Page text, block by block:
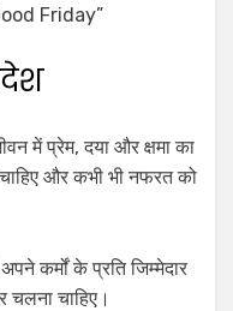
Friday”
में प्रेम, दया और क्षमा का
और कभी भी नफरत को
कर्मों के प्रति जिम्मेदार
चलना चाहिए।